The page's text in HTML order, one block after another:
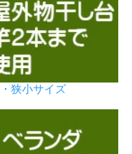
狭小サイズ